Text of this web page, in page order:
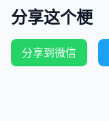
分享这个梗
分享到微信